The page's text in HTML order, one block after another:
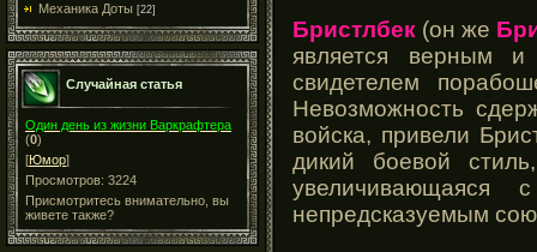
Механика Доты [22]
Случайная статья
Один день из жизни Варкрафтера
(0)
[Юмор]
Просмотров: 3224
Присмотритесь внимательно, вы
живете также?
Бристлбек (он же
является верным
свидетелем
Невозможность
войска, привели
дикий боевой
непредсказуемым